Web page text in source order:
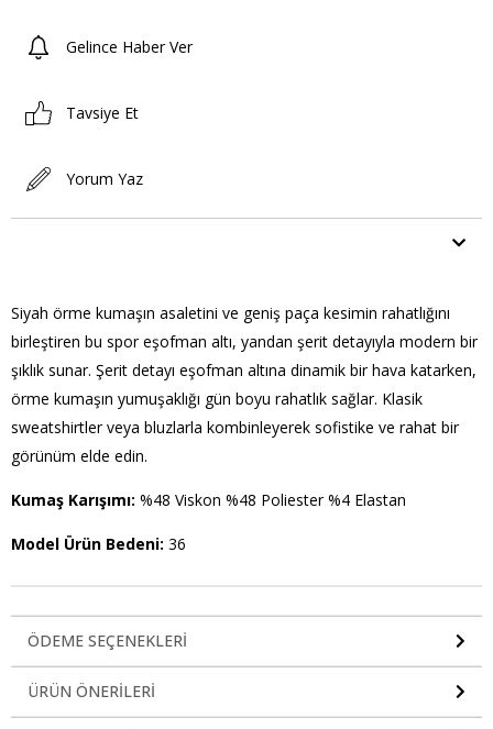
Gelince Haber Ver
Tavsiye Et
Yorum Yaz
Siyah örme kumaşın asaletini ve geniş paça kesimin rahatlığını
birleştiren bu spor eşofman altı, yandan şerit detayıyla modern bir
şıklık sunar. Şerit detayı eşofman altına dinamik bir hava katarken,
örme kumaşın yumuşaklığı gün boyu rahatlık sağlar. Klasik
sweatshirtler veya bluzlarla kombinleyerek sofistike ve rahat bir
görünüm elde edin.
Kumaş Karışımı: %48 Viskon %48 Poliester %4 Elastan
Model Ürün Bedeni: 36
ÖDEME SEÇENEKLERI
ÜRÜN ÖNERILERI